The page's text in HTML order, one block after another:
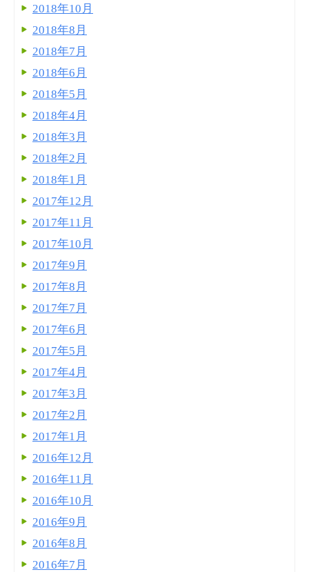
2018年10月
2018年8月
2018年7月
2018年6月
2018年5月
2018年4月
2018年3月
2018年2月
2018年1月
2017年12月
2017年11月
2017年10月
2017年9月
2017年8月
2017年7月
2017年6月
2017年5月
2017年4月
2017年3月
2017年2月
2017年1月
2016年12月
2016年11月
2016年10月
2016年9月
2016年8月
2016年7月